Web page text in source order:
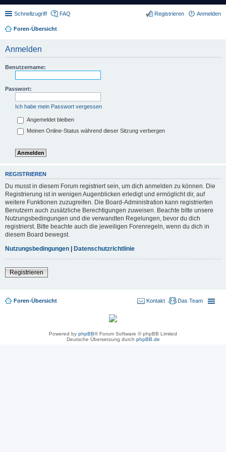
Schnellzugriff FAQ Anmelden
Registrieren
Foren-Übersicht
Anmelden
Benutzername:
Passwort:
Ich habe mein Passwort vergessen
Angemeldet bleiben
Meinen Online-Status während dieser Sitzung verbergen
REGISTRIEREN
Du musst in diesem Forum registriert sein, um dich anmelden zu können. Die
Registrierung ist in wenigen Augenblicken erledigt und ermöglicht dir, auf
weitere Funktionen zuzugreifen. Die Board-Administration kann registrierten
Benutzern auch zusätzliche Berechtigungen zuweisen. Beachte bitte unsere
Nutzungsbedingungen und die verwandten Regelungen, bevor du dich
registrierst. Bitte beachte auch die jeweiligen Forenregeln, wenn du dich in
diesem Board bewegst.
Nutzungsbedingungen | Datenschutzrichtlinie
Registrieren
Foren-Übersicht Das Team
Kontakt
Powered by phpBB® Forum Software © phpBB Limited
Deutsche Übersetzung durch phpBB.de